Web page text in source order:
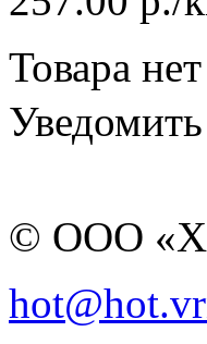
Товара
© ООО